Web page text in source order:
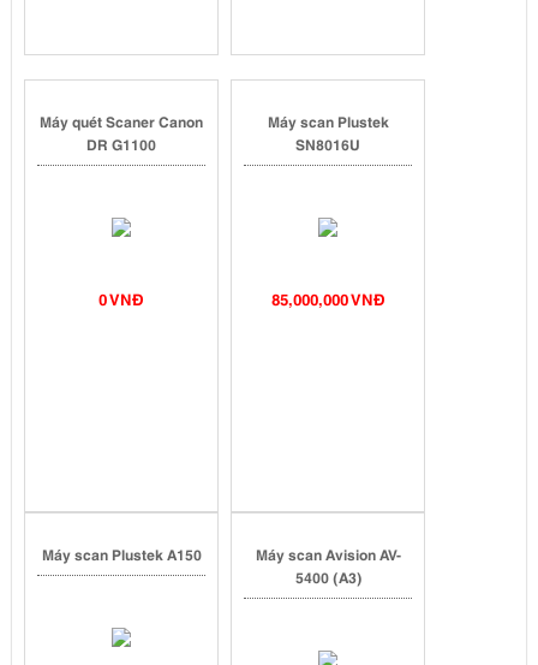
Máy quét Scaner Canon
DR G1100
0 VNĐ
Máy scan Plustek
SN8016U
85,000,000 VNĐ
Máy scan Plustek A150
Máy scan Avision AV-
5400 (A3)